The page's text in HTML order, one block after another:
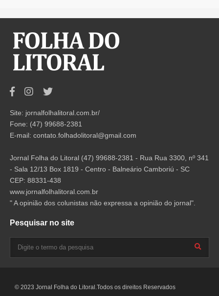
Site: jornalfolhalitoral.com.br/
Fone: (47) 99688-2381
E-mail: contato.folhadolitoral@gmail.com
Jornal Folha do Litoral (47) 99688-2381 - Rua Rua 3300, nº 341
- Sala 12/13 Box 1819 - Centro - Balneário Camboriú - SC
CEP: 88331-438
www.jornalfolhalitoral.com.br
" A opinião dos colunistas não expressa a opinião do jornal".
Pesquisar no site
© 2023 Jornal Folha do Litoral.Todos os direitos Reservados